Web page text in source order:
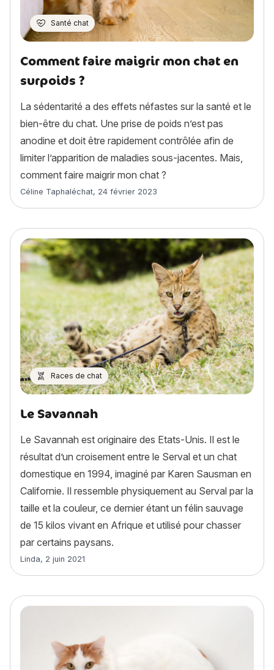
Santé chat
Comment faire maigrir mon chat en
surpoids ?
La sédentarité a des effets néfastes sur la santé et le
bien-être du chat. Une prise de poids n’est pas
anodine et doit être rapidement contrôlée afin de
limiter l’apparition de maladies sous-jacentes. Mais,
comment faire maigrir mon chat ?
Article rédigé par
Céline Taphaléchat, 24 février 2023
Races de chat
Le Savannah
Le Savannah est originaire des Etats-Unis. Il est le
résultat d’un croisement entre le Serval et un chat
domestique en 1994, imaginé par Karen Sausman en
Californie. Il ressemble physiquement au Serval par la
taille et la couleur, ce dernier étant un félin sauvage
de 15 kilos vivant en Afrique et utilisé pour chasser
par certains paysans.
Article rédigé par
Linda, 2 juin 2021